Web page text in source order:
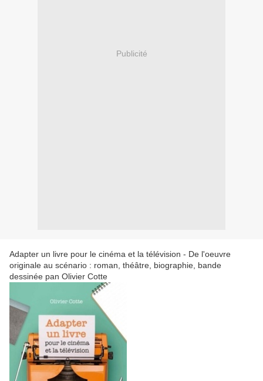
Publicité
Adapter un livre pour le cinéma et la télévision - De l'oeuvre
originale au scénario : roman, théâtre, biographie, bande
dessinée pan Olivier Cotte